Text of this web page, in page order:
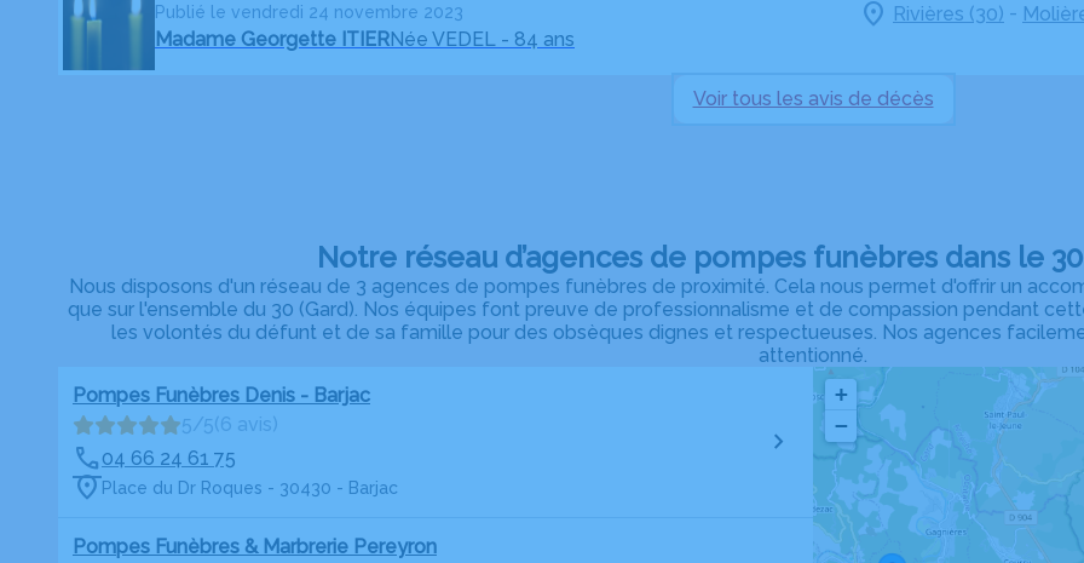
Publié le vendredi 24 novembre 2023
Madame Georgette ITIERNée VEDEL - 84 ans
Rivières (30) -
Voir tous les avis de décès
Notre réseau d’agences de pompes funèbres dans le
Nous disposons d'un réseau de 3 agences de pompes funèbres de proximité. Cela nous permet d'offrir un
que sur l'ensemble du 30 (Gard). Nos équipes font preuve de professionnalisme et de compassion pendant
les volontés du défunt et de sa famille pour des obsèques dignes et respectueuses. Nos agences
attentionné.
Pompes Funèbres Denis - Barjac
5/5(6 avis)
04 66 24 61 75
Place du Dr Roques - 30430 - Barjac
Pompes Funèbres & Marbrerie Pereyron
+
−